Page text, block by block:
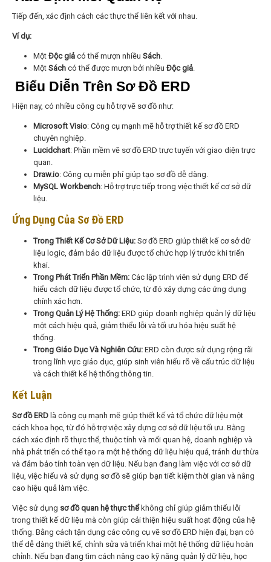
Tiếp đến, xác định cách các thực thể liên kết với nhau.
Ví dụ:
Một Độc giả có thể mượn nhiều Sách
Một Sách có thể được mượn bởi nhiều Độc giả
Biểu Diễn Trên Sơ Đồ ERD
Hiện nay, có nhiều công cụ hỗ trợ vẽ sơ đồ như:
Microsoft Visio: Công cụ mạnh mẽ hỗ trợ thiết kế sơ đồ ERD
chuyên nghiệp.
Lucidchart: Phần mềm vẽ sơ đồ ERD trực tuyến với giao diện trực
quan.
Draw.io: Công cụ miễn phí giúp tạo sơ đồ dễ dàng.
MySQL Workbench: Hỗ trợ trực tiếp trong việc thiết kế cơ sở dữ
liệu.
Ứng Dụng Của Sơ Đồ ERD
Trong Thiết Kế Cơ Sở Dữ Liệu: Sơ đồ ERD giúp thiết kế cơ sở dữ
liệu logic, đảm bảo dữ liệu được tổ chức hợp lý trước khi triển
khai.
Trong Phát Triển Phần Mềm: Các lập trình viên sử dụng ERD để
hiểu cách dữ liệu được tổ chức, từ đó xây dựng các ứng dụng
chính xác hơn.
Trong Quản Lý Hệ Thống: ERD giúp doanh nghiệp quản lý dữ liệu
một cách hiệu quả, giảm thiểu lỗi và tối ưu hóa hiệu suất hệ
thống.
Trong Giáo Dục Và Nghiên Cứu: ERD còn được sử dụng rộng rãi
trong lĩnh vực giáo dục, giúp sinh viên hiểu rõ về cấu trúc dữ liệu
và cách thiết kế hệ thống thông tin.
Kết Luận
Sơ đồ ERD là công cụ mạnh mẽ giúp thiết kế và tổ chức dữ liệu một
cách khoa học, từ đó hỗ trợ việc xây dựng cơ sở dữ liệu tối ưu. Bằng
cách xác định rõ thực thể, thuộc tính và mối quan hệ, doanh nghiệp và
nhà phát triển có thể tạo ra một hệ thống dữ liệu hiệu quả, tránh dư thừa
và đảm bảo tính toàn vẹn dữ liệu. Nếu bạn đang làm việc với cơ sở dữ
liệu, việc hiểu và sử dụng sơ đồ sẽ giúp bạn tiết kiệm thời gian và nâng
cao hiệu quả làm việc.
Việc sử dụng sơ đồ quan hệ thực thểkhông chỉ giúp giảm thiểu lỗi
trong thiết kế dữ liệu mà còn giúp cải thiện hiệu suất hoạt động của hệ
thống. Bằng cách tận dụng các công cụ vẽ sơ đồ ERD hiện đại, bạn có
thể dễ dàng thiết kế, chỉnh sửa và triển khai một hệ thống dữ liệu hoàn
chỉnh. Nếu bạn đang tìm cách nâng cao kỹ năng quản lý dữ liệu, học